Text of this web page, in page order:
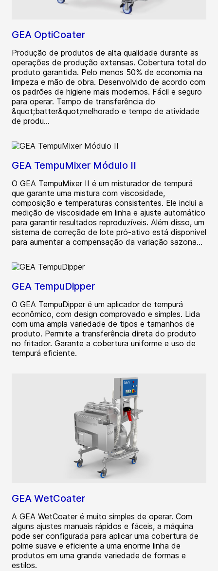
GEA OptiCoater
Produção de produtos de alta qualidade durante as
operações de produção extensas. Cobertura total do
produto garantida. Pelo menos 50% de economia na
limpeza e mão de obra. Desenvolvido de acordo com
os padrões de higiene mais modernos. Fácil e seguro
para operar. Tempo de transferência do
&quot;batter&quot;melhorado e tempo de atividade
de produ...
GEA TempuMixer Módulo II
O GEA TempuMixer II é um misturador de tempurá
que garante uma mistura com viscosidade,
composição e temperaturas consistentes. Ele inclui a
medição de viscosidade em linha e ajuste automático
para garantir resultados reproduzíveis. Além disso, um
sistema de correção de lote pró-ativo está disponível
para aumentar a compensação da variação sazona...
GEA TempuDipper
O GEA TempuDipper é um aplicador de tempurá
econômico, com design comprovado e simples. Lida
com uma ampla variedade de tipos e tamanhos de
produto. Permite a transferência direta do produto
no fritador. Garante a cobertura uniforme e uso de
tempurá eficiente.
GEA WetCoater
A GEA WetCoater é muito simples de operar. Com
alguns ajustes manuais rápidos e fáceis, a máquina
pode ser configurada para aplicar uma cobertura de
polme suave e eficiente a uma enorme linha de
produtos em uma grande variedade de formas e
estilos.